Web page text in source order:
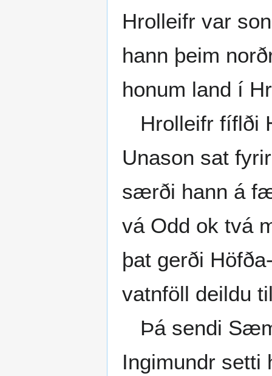
Hrolleifr var
hann þeim
honum land í
Hrolleifr fíflði
Unason sat
særði hann á
vá Odd ok tvá
þat gerði
vatnföll deildu
Þá sendi
Ingimundr setti